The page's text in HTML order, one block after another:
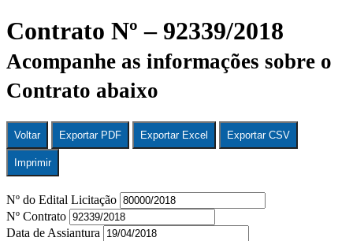
Contrato Nº – 92339/2018
Acompanhe as informações sobre o
Contrato abaixo
Voltar Exportar PDF Exportar Excel Exportar CSV
Imprimir
Nº do Edital Licitação
Nº Contrato
Data de Assiantura